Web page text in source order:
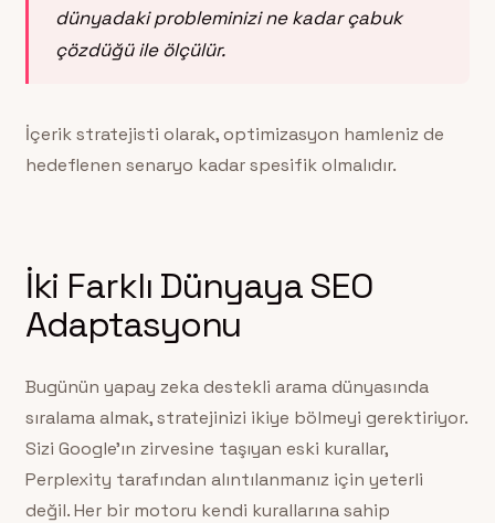
dünyadaki probleminizi ne kadar çabuk
çözdüğü ile ölçülür.
İçerik stratejisti olarak, optimizasyon hamleniz de
hedeflenen senaryo kadar spesifik olmalıdır.
İki Farklı Dünyaya SEO
Adaptasyonu
Bugünün yapay zeka destekli arama dünyasında
sıralama almak, stratejinizi ikiye bölmeyi gerektiriyor.
Sizi Google’ın zirvesine taşıyan eski kurallar,
Perplexity tarafından alıntılanmanız için yeterli
değil. Her bir motoru kendi kurallarına sahip